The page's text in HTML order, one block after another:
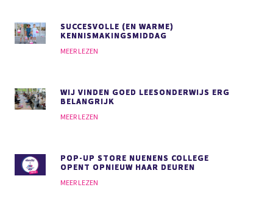
SUCCESVOLLE (EN WARME)
KENNISMAKINGSMIDDAG
MEER LEZEN
WIJ VINDEN GOED LEESONDERWIJS ERG
BELANGRIJK
MEER LEZEN
POP-UP STORE NUENENS COLLEGE
OPENT OPNIEUW HAAR DEUREN
MEER LEZEN